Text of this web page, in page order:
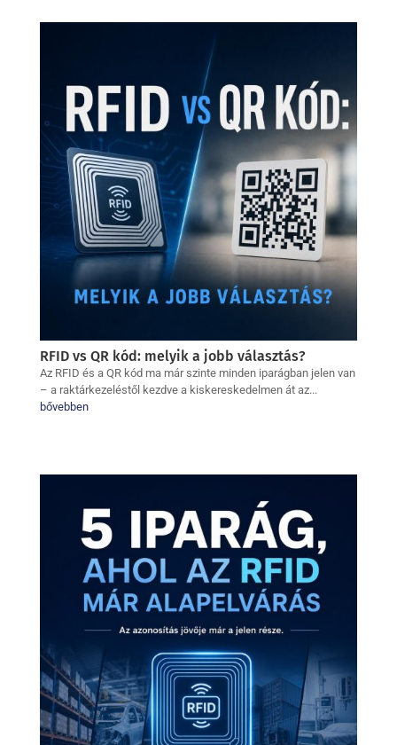
RFID vs QR kód: melyik a jobb választás?
Az RFID és a QR kód ma már szinte minden iparágban jelen van
– a raktárkezeléstől kezdve a kiskereskedelmen át az...
bővebben